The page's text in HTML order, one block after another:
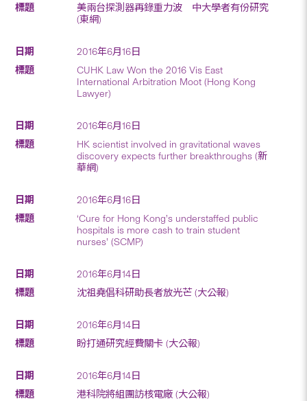
美兩台探測器再錄重力波 中大學者有份研究
(東網)
2016年6月16日
CUHK Law Won the 2016 Vis East
International Arbitration Moot (Hong Kong
Lawyer)
2016年6月16日
HK scientist involved in gravitational waves
discovery expects further breakthroughs (新
華網)
2016年6月16日
‘Cure for Hong Kong’s understaffed public
hospitals is more cash to train student
nurses’ (SCMP)
2016年6月14日
沈祖堯倡科研助長者放光芒 (大公報)
2016年6月14日
盼打通研究經費關卡 (大公報)
2016年6月14日
港科院將組團訪核電廠 (大公報)